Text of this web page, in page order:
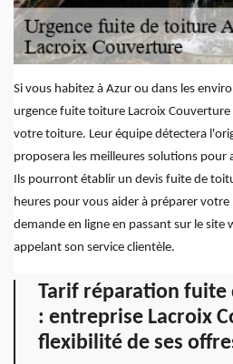
Si vous habitez à Azur ou dans les
urgence fuite toiture Lacroix
votre toiture. Leur équipe détectera
proposera les meilleures solutions pour
Ils pourront établir un devis fuite de
heures pour vous aider à préparer
demande en ligne en passant sur le site
appelant son service clientèle.
Tarif réparation fuite
: entreprise Lacroix
flexibilité de ses